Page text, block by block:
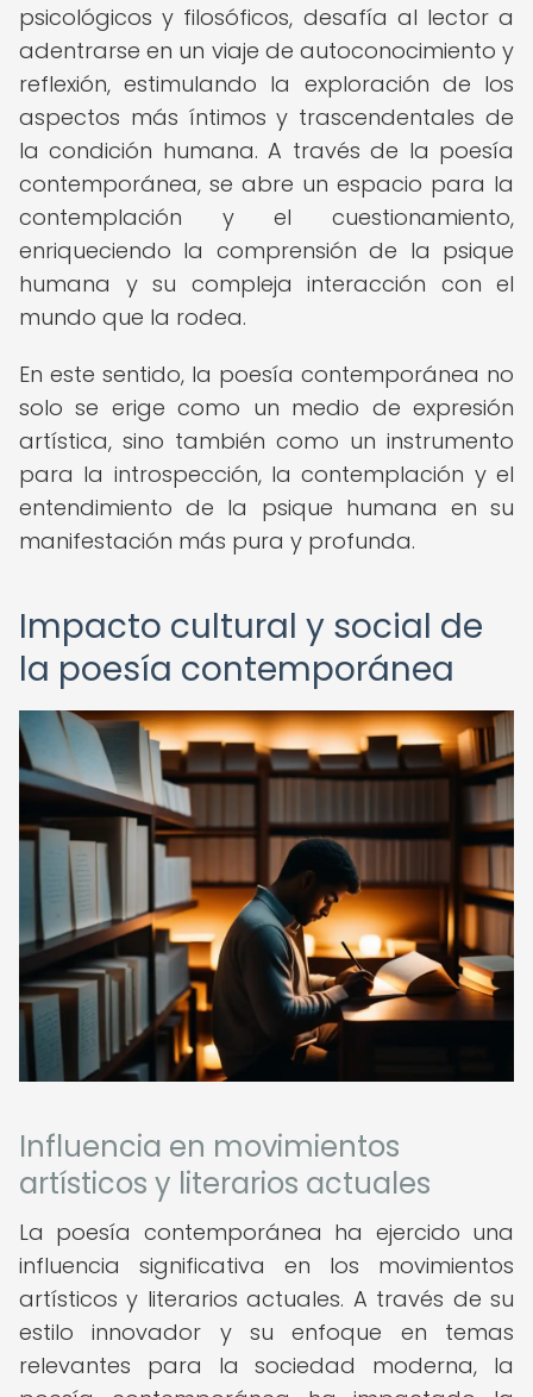
psicológicos y filosóficos, desafía al lector a
adentrarse en un viaje de autoconocimiento y
reflexión, estimulando la exploración de los
aspectos más íntimos y trascendentales de
la condición humana. A través de la poesía
contemporánea, se abre un espacio para la
contemplación y el cuestionamiento,
enriqueciendo la comprensión de la psique
humana y su compleja interacción con el
mundo que la rodea.
En este sentido, la poesía contemporánea no
solo se erige como un medio de expresión
artística, sino también como un instrumento
para la introspección, la contemplación y el
entendimiento de la psique humana en su
manifestación más pura y profunda.
Impacto cultural y social de
la poesía contemporánea
Influencia en movimientos
artísticos y literarios actuales
La poesía contemporánea ha ejercido una
influencia significativa en los movimientos
artísticos y literarios actuales. A través de su
estilo innovador y su enfoque en temas
relevantes para la sociedad moderna, la